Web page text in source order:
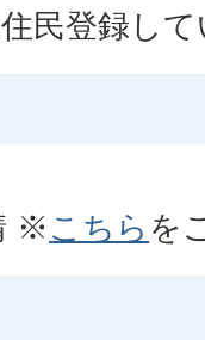
民登録し
※ こちら を